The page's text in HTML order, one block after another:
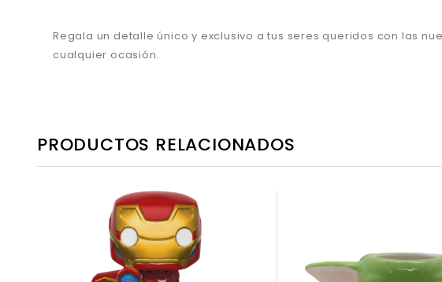
Regala un detalle único y exclusivo a tus seres queridos con las
cualquier ocasión.
PRODUCTOS RELACIONADOS